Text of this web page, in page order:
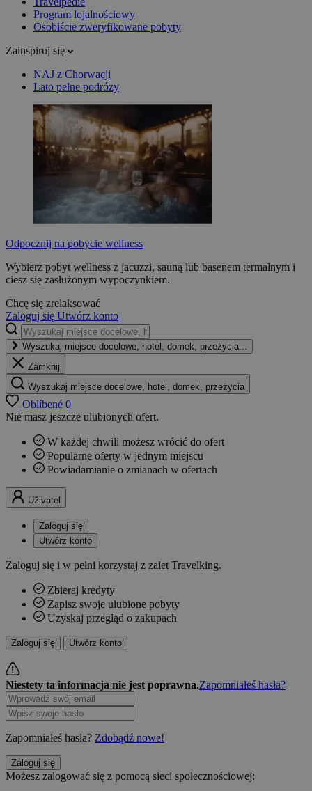
Program lojalnościowy
Osobiście zweryfikowane pobyty
Zainspiruj się
NAJ z Chorwacji
Lato pełne podróży
Odpocznij na pobycie wellness
Wybierz pobyt wellness z jacuzzi, sauną lub basenem termalnym i
ciesz się zasłużonym wypoczynkiem.
Chcę się zrelaksować
Zaloguj się Utwórz konto
Wyszukaj miejsce docelowe, hotel, domek, przeżycia...
Zamknij
Wyszukaj miejsce docelowe, hotel, domek, przeżycia
Oblíbené 0
Nie masz jeszcze ulubionych ofert.
W każdej chwili możesz wrócić do ofert
Popularne oferty w jednym miejscu
Powiadamianie o zmianach w ofertach
Uživatel
Zaloguj się
Utwórz konto
Zaloguj się i w pełni korzystaj z zalet Travelking.
Zbieraj kredyty
Zapisz swoje ulubione pobyty
Uzyskaj przegląd o zakupach
Zaloguj się Utwórz konto
Niestety ta informacja nie jest poprawna.Zapomniałeś hasła?
Zapomniałeś hasła? Zdobądź nowe!
Zaloguj się
Możesz zalogować się z pomocą sieci społecznościowej: